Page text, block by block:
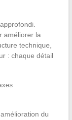
améliorer la
technique,
: chaque détail
du